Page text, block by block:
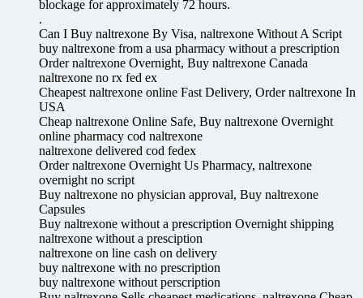
blockage for approximately 72 hours.
.
Can I Buy naltrexone By Visa, naltrexone Without A Script
buy naltrexone from a usa pharmacy without a prescription
Order naltrexone Overnight, Buy naltrexone Canada
naltrexone no rx fed ex
Cheapest naltrexone online Fast Delivery, Order naltrexone In
USA
Cheap naltrexone Online Safe, Buy naltrexone Overnight
online pharmacy cod naltrexone
naltrexone delivered cod fedex
Order naltrexone Overnight Us Pharmacy, naltrexone
overnight no script
Buy naltrexone no physician approval, Buy naltrexone
Capsules
Buy naltrexone without a prescription Overnight shipping
naltrexone without a presciption
naltrexone on line cash on delivery
buy naltrexone with no prescription
buy naltrexone without perscription